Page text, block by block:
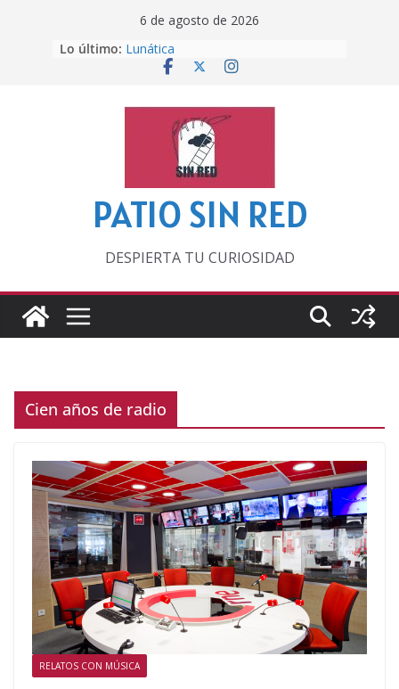
6 de agosto de 2026
Lo último: Lunática
Pero, hasta entonces…
‘La broma infinita’ de recomendar
lecturas veraniegas
Otra del Mundial
PATIO SIN RED
DESPIERTA TU CURIOSIDAD
Cien años de radio
RELATOS CON MÚSICA